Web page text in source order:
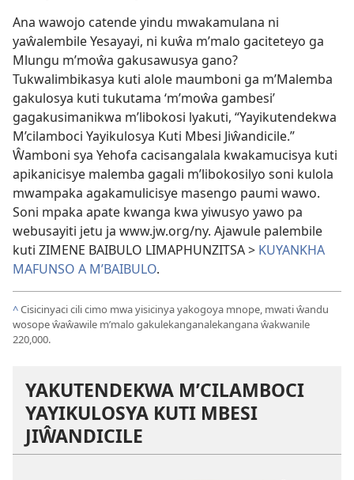
Ana wawojo catende yindu mwakamulana ni
yaŵalembile Yesayayi, ni kuŵa m’malo gaciteteyo ga
Mlungu m’moŵa gakusawusya gano?
Tukwalimbikasya kuti alole maumboni ga m’Malemba
gakulosya kuti tukutama ‘m’moŵa gambesi’
gagakusimanikwa m’libokosi lyakuti, “Yayikutendekwa
M’cilamboci Yayikulosya Kuti Mbesi Jiŵandicile.”
Ŵamboni sya Yehofa cacisangalala kwakamucisya kuti
apikanicisye malemba gagali m’libokosilyo soni kulola
mwampaka agakamulicisye masengo paumi wawo.
Soni mpaka apate kwanga kwa yiwusyo yawo pa
webusayiti jetu ja www.jw.org/ny. Ajawule palembile
kuti ZIMENE BAIBULO LIMAPHUNZITSA > KUYANKHA
MAFUNSO A M’BAIBULO.
^Cisicinyaci cili cimo mwa yisicinya yakogoya mnope, mwati ŵandu
wosope ŵaŵawile m’malo gakulekanganalekangana ŵakwanile
220,000.
YAKUTENDEKWA M’CILAMBOCI
YAYIKULOSYA KUTI MBESI
JIŴANDICILE